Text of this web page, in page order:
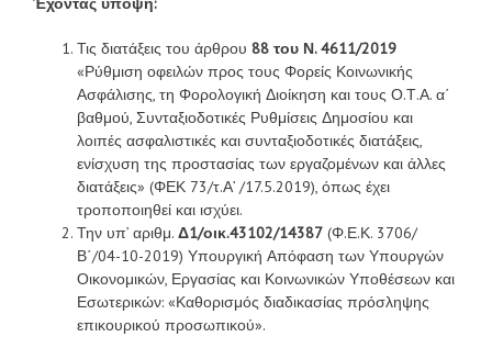
Τις διατάξεις του άρθρου 88 του Ν. 4611/2019
«Ρύθμιση οφειλών προς τους Φορείς Κοινωνικής
Ασφάλισης, τη Φορολογική Διοίκηση και τους Ο.Τ.Α. α΄
βαθμού, Συνταξιοδοτικές Ρυθμίσεις Δημοσίου και
λοιπές ασφαλιστικές και συνταξιοδοτικές διατάξεις,
ενίσχυση της προστασίας των εργαζομένων και άλλες
διατάξεις» (ΦΕΚ 73/τ.Α’ /17.5.2019), όπως έχει
τροποποιηθεί και ισχύει.
Την υπ’ αριθμ. Δ1/οικ.43102/14387 (Φ.Ε.Κ. 3706/
Β΄/04-10-2019) Υπουργική Απόφαση των Υπουργών
Οικονομικών, Εργασίας και Κοινωνικών Υποθέσεων και
Εσωτερικών: «Καθορισμός διαδικασίας πρόσληψης
επικουρικού προσωπικού».